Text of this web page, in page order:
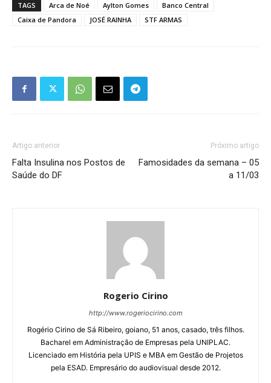
TAGS Arca de Noé Aylton Gomes
Banco Central
Caixa de Pandora
JOSÉ RAINHA STF ARMAS
Artigo anterior
Falta Insulina nos Postos de
Saúde do DF
Próximo artigo
Famosidades da semana – 05
a 11/03
Rogerio Cirino
http://www.rogeriocirino.com
Rogério Cirino de Sá Ribeiro, goiano, 51 anos, casado, três filhos.
Bacharel em Administração de Empresas pela UNIPLAC.
Licenciado em História pela UPIS e MBA em Gestão de Projetos
pela ESAD. Empresário do audiovisual desde 2012.